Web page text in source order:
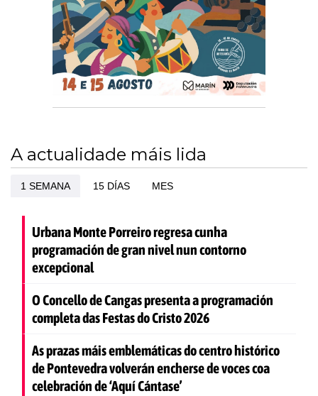
A actualidade máis lida
1 SEMANA 15 DÍAS MES
Urbana Monte Porreiro regresa cunha
programación de gran nivel nun contorno
excepcional
O Concello de Cangas presenta a programación
completa das Festas do Cristo 2026
As prazas máis emblemáticas do centro histórico
de Pontevedra volverán encherse de voces coa
celebración de ‘Aquí Cántase’